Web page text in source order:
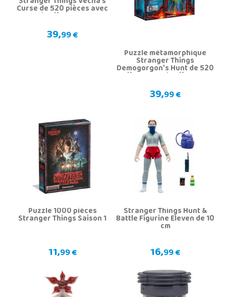
Curse de 520 pièces avec
lumière LED
39,99 €
Puzzle métamorphique
Stranger Things
Demogorgon’s Hunt de 520
pièces avec lumière LED
39,99 €
Puzzle 1000 pièces
Stranger Things Saison 1
11,99 €
Stranger Things Hunt &
Battle Figurine Eleven de 10
cm
16,99 €